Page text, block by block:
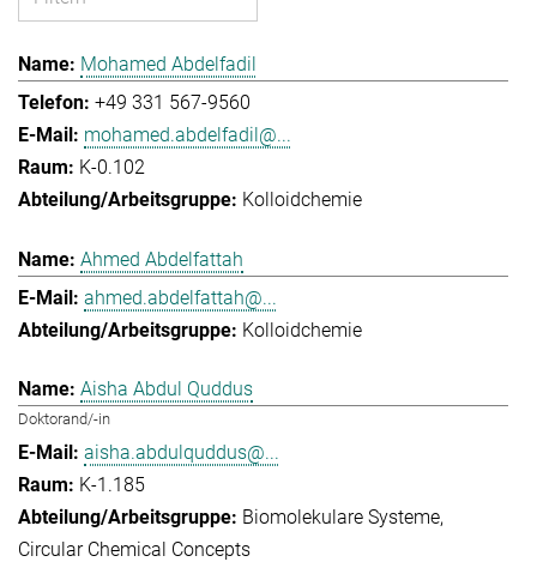
Mohamed Abdelfadil
+49 331 567-9560
mohamed.abdelfadil@...
K-0.102
Kolloidchemie
Ahmed Abdelfattah
ahmed.abdelfattah@...
Kolloidchemie
Aisha Abdul Quddus
Doktorand/-in
aisha.abdulquddus@...
K-1.185
Biomolekulare Systeme
Circular Chemical Concepts